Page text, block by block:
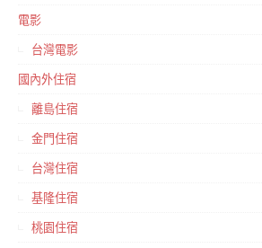
電影
台灣電影
國內外住宿
離島住宿
金門住宿
台灣住宿
基隆住宿
桃園住宿